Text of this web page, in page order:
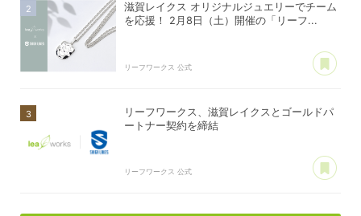
滋賀レイクス オリジナルジュエリーでチーム
を応援！ 2月8日（土）開催の「リーフ...
リーフワークス 公式
リーフワークス、滋賀レイクスとゴールドパ
ートナー契約を締結
リーフワークス 公式